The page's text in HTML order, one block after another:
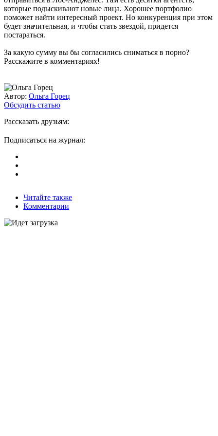
которые подыскивают новые лица. Хорошее портфолио
поможет найти интересный проект. Но конкуренция при этом
будет значительная, и чтобы стать звездой, придется
постараться.
За какую сумму вы бы согласились сниматься в порно?
Расскажите в комментариях!
Автор: Ольга Горец
Обсудить статью
Рассказать друзьям:
Подписаться на журнал:
Читайте также
Комментарии